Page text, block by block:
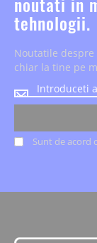
tehnologii.
Noutatile
chiar la tine pe
Noutatile
despre
si
oferteleSunt de acord